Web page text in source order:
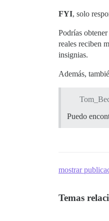
FYI, solo
Podrías
reales reciben
insignias.
Además,
Puedo
mostrar
Temas